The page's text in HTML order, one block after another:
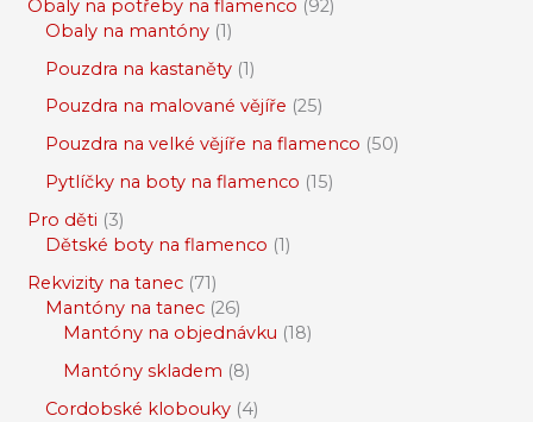
Obaly na potřeby na flamenco 92
Obaly na mantóny 1
Pouzdra na kastaněty 1
Pouzdra na malované vějíře 25
Pouzdra na velké vějíře na flamenco 50
Pytlíčky na boty na flamenco 15
Pro děti 3
Dětské boty na flamenco 1
Rekvizity na tanec 71
Mantóny na tanec 26
Mantóny na objednávku 18
Mantóny skladem 8
Cordobské klobouky 4